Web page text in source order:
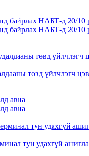
байрлах НАБТ-д 20/10
байрлах НАБТ-д 20/10
төвд үйлчлэгч
авна
авна
тун удахгүй